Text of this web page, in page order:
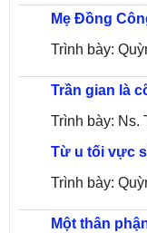
Mẹ Đồng
Trình bày:
Trần gian là
Trình bày: Ns.
Từ u tối vực
Trình bày:
Một thân